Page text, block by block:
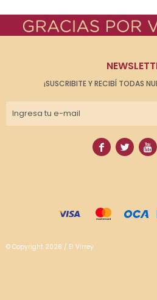
¡SUSCRIBITE Y RECIBÍ TODAS
  
© Copyright 2026 / El Virrey